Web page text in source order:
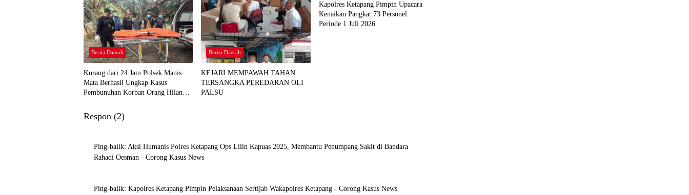
TERKAIT DUGAAN
KETERLIBATAN PEGAWAI
KEJARI SEKADAU
Berita Daerah
Kurang dari 24 Jam Polsek Manis
Mata Berhasil Ungkap Kasus
Pembunuhan Korban Orang Hilang
Berita Daerah
KEJARI MEMPAWAH TAHAN
TERSANGKA PEREDARAN OLI
PALSU
Kapolres Ketapang Pimpin Upacara
Kenaikan Pangkat 73 Personel
Periode 1 Juli 2026
Respon (2)
Ping-balik: Aksi Humanis Polres Ketapang Ops Lilin Kapuas 2025, Membantu Penumpang Sakit di Bandara
Rahadi Oesman - Corong Kasus News
Ping-balik: Kapolres Ketapang Pimpin Pelaksanaan Sertijab Wakapolres Ketapang - Corong Kasus News